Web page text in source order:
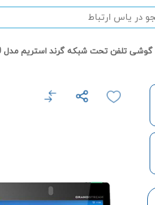
گوشی تلفن تحت شبکه گرند استریم مدل GXV3480